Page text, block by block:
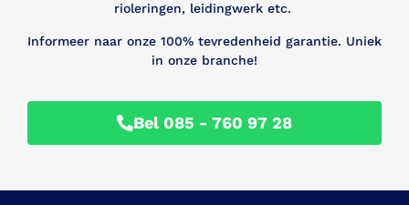
rioleringen, leidingwerk etc.
Informeer naar onze 100% tevredenheid garantie. Uniek
in onze branche!
Bel 085 - 760 97 28